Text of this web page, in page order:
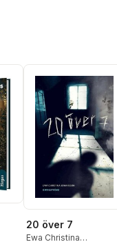
20 över 7
Ewa Christina